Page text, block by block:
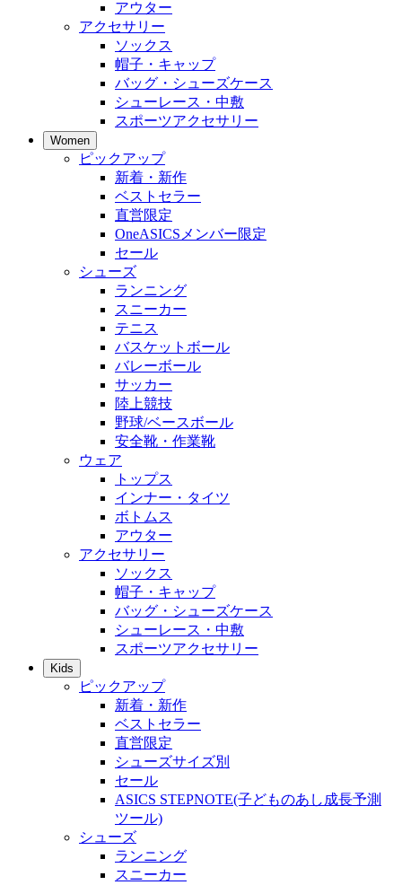
アウター
アクセサリー
ソックス
帽子・キャップ
バッグ・シューズケース
シューレース・中敷
スポーツアクセサリー
Women
ピックアップ
新着・新作
ベストセラー
直営限定
OneASICSメンバー限定
セール
シューズ
ランニング
スニーカー
テニス
バスケットボール
バレーボール
サッカー
陸上競技
野球/ベースボール
安全靴・作業靴
ウェア
トップス
インナー・タイツ
ボトムス
アウター
アクセサリー
ソックス
帽子・キャップ
バッグ・シューズケース
シューレース・中敷
スポーツアクセサリー
Kids
ピックアップ
新着・新作
ベストセラー
直営限定
シューズサイズ別
セール
ASICS STEPNOTE(子どものあし成長予測
ツール)
シューズ
ランニング
スニーカー